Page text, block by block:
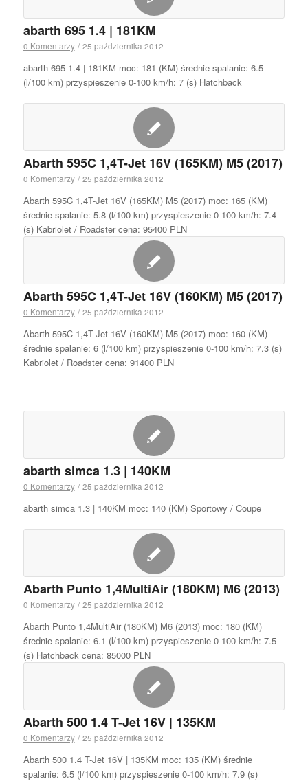
abarth 695 1.4 | 181KM
0 Komentarzy / 25 października 2012
abarth 695 1.4 | 181KM moc: 181 (KM) średnie spalanie: 6.5
(l/100 km) przyspieszenie 0-100 km/h: 7 (s) Hatchback
Abarth 595C 1,4T-Jet 16V (165KM) M5 (2017)
0 Komentarzy / 25 października 2012
Abarth 595C 1,4T-Jet 16V (165KM) M5 (2017) moc: 165 (KM)
średnie spalanie: 5.8 (l/100 km) przyspieszenie 0-100 km/h: 7.4
(s) Kabriolet / Roadster cena: 95400 PLN
Abarth 595C 1,4T-Jet 16V (160KM) M5 (2017)
0 Komentarzy / 25 października 2012
Abarth 595C 1,4T-Jet 16V (160KM) M5 (2017) moc: 160 (KM)
średnie spalanie: 6 (l/100 km) przyspieszenie 0-100 km/h: 7.3 (s)
Kabriolet / Roadster cena: 91400 PLN
abarth simca 1.3 | 140KM
0 Komentarzy / 25 października 2012
abarth simca 1.3 | 140KM moc: 140 (KM) Sportowy / Coupe
Abarth Punto 1,4MultiAir (180KM) M6 (2013)
0 Komentarzy / 25 października 2012
Abarth Punto 1,4MultiAir (180KM) M6 (2013) moc: 180 (KM)
średnie spalanie: 6.1 (l/100 km) przyspieszenie 0-100 km/h: 7.5
(s) Hatchback cena: 85000 PLN
Abarth 500 1.4 T-Jet 16V | 135KM
0 Komentarzy / 25 października 2012
Abarth 500 1.4 T-Jet 16V | 135KM moc: 135 (KM) średnie
spalanie: 6.5 (l/100 km) przyspieszenie 0-100 km/h: 7.9 (s)